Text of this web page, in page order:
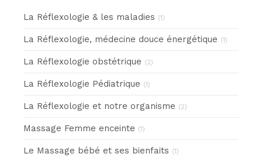
La Réflexologie & les maladies (1)
La Réflexologie, médecine douce énergétique (1)
La Réflexologie obstétrique (2)
La Réflexologie Pédiatrique (1)
La Réflexologie et notre organisme (2)
Massage Femme enceinte (1)
Le Massage bébé et ses bienfaits (1)